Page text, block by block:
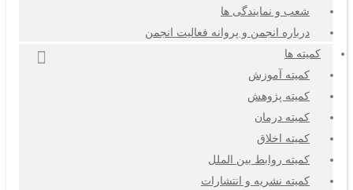
شعب و نمایندگی ها
درباره انجمن و پروانه فعالیت انجمن
کمیته ها
کمیته آموزش
کمیته پژوهش
کمیته درمان
کمیته اخلاق
کمیته روابط بین الملل
کمیته نشریه و انتشارات